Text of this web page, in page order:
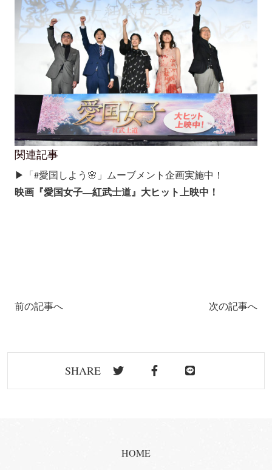
関連記事
▶︎「#愛国しよう🌸」ムーブメント企画実施中！
映画『愛国女子―紅武士道』大ヒット上映中！
前の記事へ 次の記事へ
SHARE
HOME